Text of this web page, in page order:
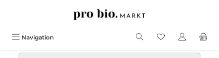
Navigation